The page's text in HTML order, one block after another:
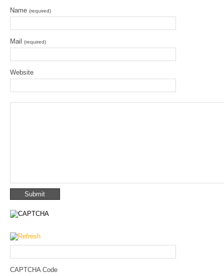
Name (required)
Mail (required)
Website
CAPTCHA Code